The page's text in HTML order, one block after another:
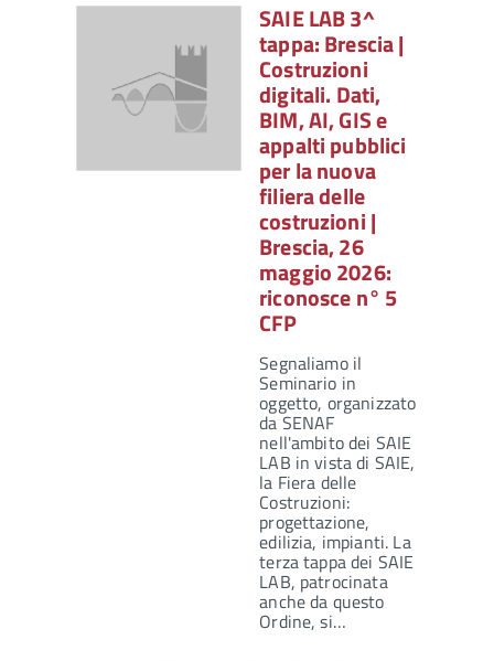
SAIE LAB 3^
tappa: Brescia |
Costruzioni
digitali. Dati,
BIM, AI, GIS e
appalti pubblici
per la nuova
filiera delle
costruzioni |
Brescia, 26
maggio 2026:
riconosce n° 5
CFP
Segnaliamo il
Seminario in
oggetto, organizzato
da SENAF
nell'ambito dei SAIE
LAB in vista di SAIE,
la Fiera delle
Costruzioni:
progettazione,
edilizia, impianti. La
terza tappa dei SAIE
LAB, patrocinata
anche da questo
Ordine, si…